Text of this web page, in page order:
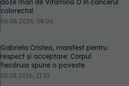
Gabriela Cristea, manifest pentru
respect și acceptare: Corpul
fiecăruia spune o poveste
Prof. dr. Valeriu Gheorghiță intră în
Board-ul Editorial al revistei
Scientific Reports, din Nature